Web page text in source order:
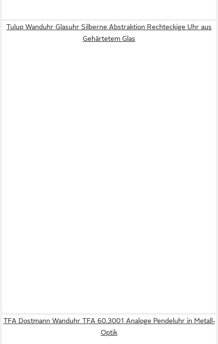
Tulup Wanduhr Glasuhr Silberne Abstraktion Rechteckige Uhr aus
Gehärtetem Glas
TFA Dostmann Wanduhr TFA 60.3001 Analoge Pendeluhr in Metall-
Optik